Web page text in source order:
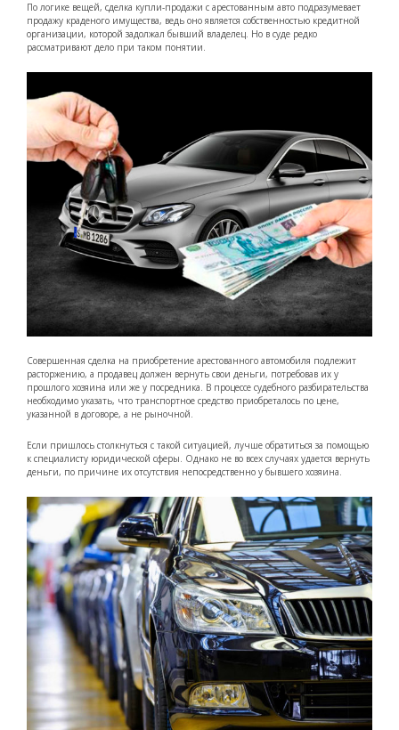
По логике вещей, сделка купли-продажи с арестованным авто подразумевает
продажу краденого имущества, ведь оно является собственностью кредитной
организации, которой задолжал бывший владелец. Но в суде редко
рассматривают дело при таком понятии.
Совершенная сделка на приобретение арестованного автомобиля подлежит
расторжению, а продавец должен вернуть свои деньги, потребовав их у
прошлого хозяина или же у посредника. В процессе судебного разбирательства
необходимо указать, что транспортное средство приобреталось по цене,
указанной в договоре, а не рыночной.
Если пришлось столкнуться с такой ситуацией, лучше обратиться за помощью
к специалисту юридической сферы. Однако не во всех случаях удается вернуть
деньги, по причине их отсутствия непосредственно у бывшего хозяина.